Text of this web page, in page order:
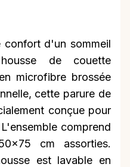
d'un sommeil
de couette
microfibre brossée
cette parure de
conçue pour
comprend
cm assorties.
est lavable en